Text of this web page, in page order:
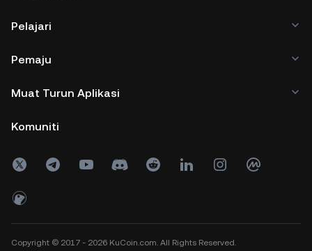
Pelajari
Pemaju
Muat Turun Aplikasi
Komuniti
Copyright © 2017 - 2026 KuCoin.com. All Rights Reserved.